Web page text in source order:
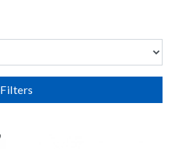
Filters